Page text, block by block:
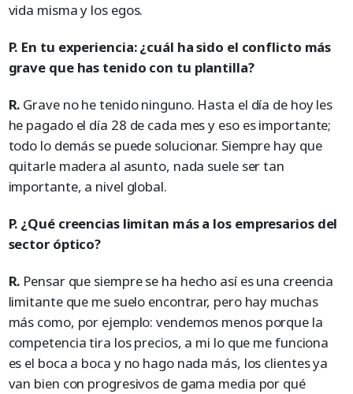
vida misma y los egos.
P. En tu experiencia: ¿cuál ha sido el conflicto más
grave que has tenido con tu plantilla?
R. Grave no he tenido ninguno. Hasta el día de hoy les
he pagado el día 28 de cada mes y eso es importante;
todo lo demás se puede solucionar. Siempre hay que
quitarle madera al asunto, nada suele ser tan
importante, a nivel global.
P. ¿Qué creencias limitan más a los empresarios del
sector óptico?
R. Pensar que siempre se ha hecho así es una creencia
limitante que me suelo encontrar, pero hay muchas
más como, por ejemplo: vendemos menos porque la
competencia tira los precios, a mi lo que me funciona
es el boca a boca y no hago nada más, los clientes ya
van bien con progresivos de gama media por qué